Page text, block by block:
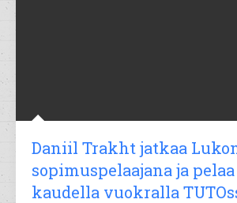
Daniil Trakht jatkaa
sopimuspelaajana ja
kaudella vuokralla